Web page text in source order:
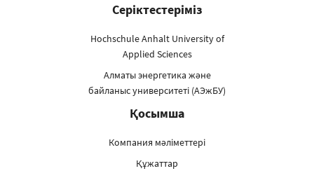
Серіктестеріміз
Hochschule Anhalt University of
Applied Sciences
Алматы энергетика және
байланыс университеті (АЭжБУ)
Қосымша
Компания мәліметтері
Құжаттар